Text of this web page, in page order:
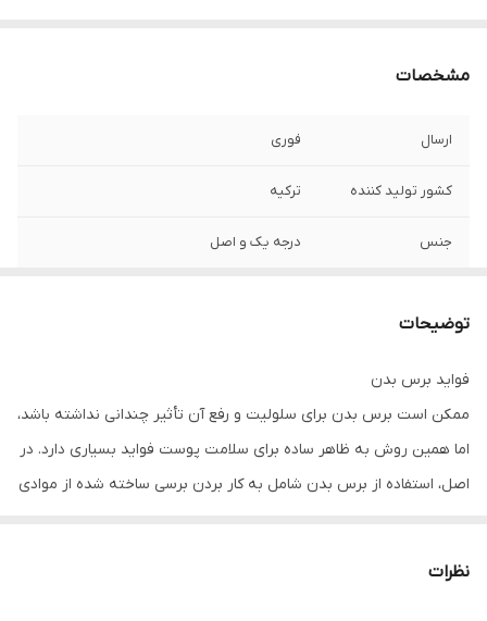
مشخصات
ارسال فوری
کشور تولید کننده ترکیه
جنس درجه یک و اصل
توضیحات
فواید برس بدن
ممکن است برس بدن برای سلولیت و رفع آن تأثیر چندانی نداشته باشد،
اما همین روش به ظاهر ساده برای سلامت پوست فواید بسیاری دارد. در
اصل، استفاده از برس بدن شامل به کار بردن برسی ساخته شده از موادی
نمی‌کند اما همین وسیله ساده بر وسیع‌ترین اندام بدن شما یعنی پوست
نظرات